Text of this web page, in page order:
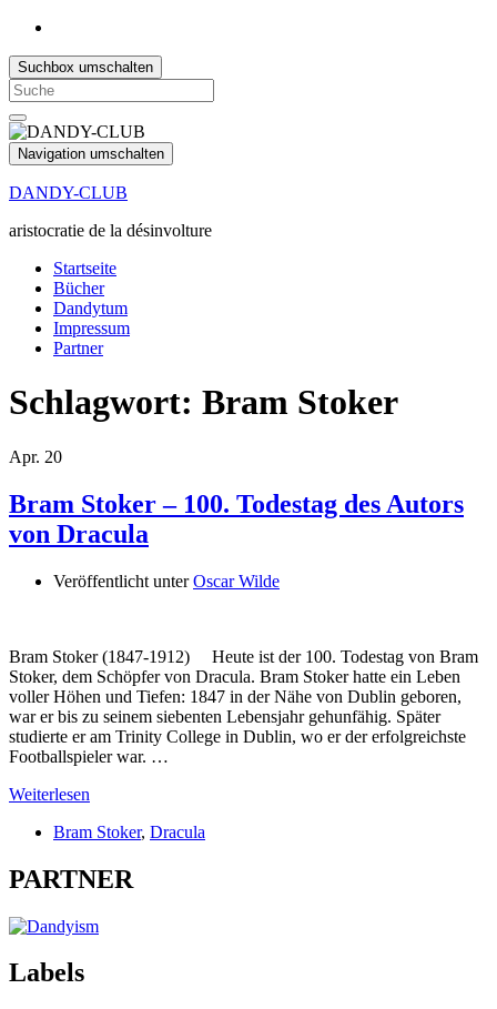
Suchbox umschalten
Search
for:
Navigation umschalten
DANDY-CLUB
aristocratie de la désinvolture
Startseite
Bücher
Dandytum
Impressum
Partner
Schlagwort: Bram Stoker
Apr. 20
Bram Stoker – 100. Todestag des Autors
von Dracula
Veröffentlicht unterOscar Wilde
Bram Stoker (1847-1912) Heute ist der 100. Todestag von Bram
Stoker, dem Schöpfer von Dracula. Bram Stoker hatte ein Leben
voller Höhen und Tiefen: 1847 in der Nähe von Dublin geboren,
war er bis zu seinem siebenten Lebensjahr gehunfähig. Später
studierte er am Trinity College in Dublin, wo er der erfolgreichste
Footballspieler war. …
Weiterlesen
Bram Stoker, Dracula
PARTNER
Labels